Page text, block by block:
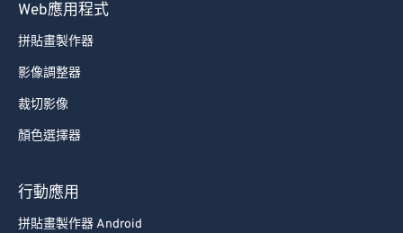
Web應用程式
拼貼畫製作器
影像調整器
裁切影像
顏色選擇器
行動應用
拼貼畫製作器 Android